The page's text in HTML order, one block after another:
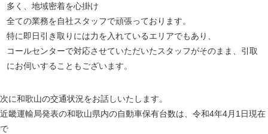
多く、地域密着を心掛け
全ての業務を自社スタッフで頑張っております。
特に即日引き取りには力を入れているエリアでもあり、
コールセンターで対応させていただいたスタッフがそのまま、引取
にお伺いすることもございます。
次に和歌山の交通状況をお話しいたします。
近畿運輸局発表の和歌山県内の自動車保有台数は、令和4年4月1日現在
で